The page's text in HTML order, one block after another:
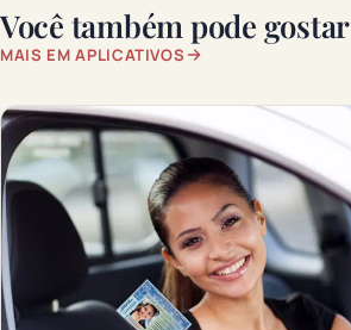
Você também pode gostar
MAIS EM APLICATIVOS